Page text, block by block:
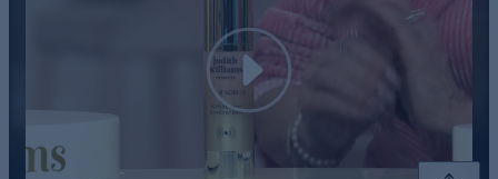
Play